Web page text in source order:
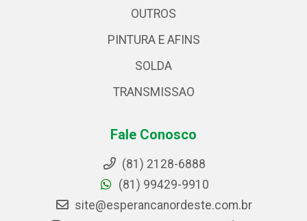
OUTROS
PINTURA E AFINS
SOLDA
TRANSMISSAO
Fale Conosco
(81) 2128-6888
(81) 99429-9910
site@esperancanordeste.com.br